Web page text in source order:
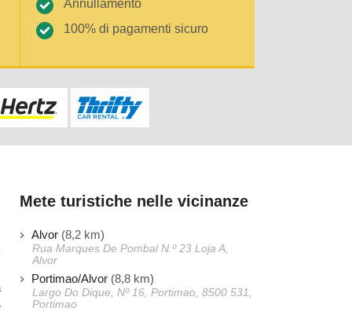
Annullamento
100% di pagamenti sicuro
Mete turistiche nelle vicinanze
Alvor (8,2 km)
Rua Marques De Pombal N.º 23 Loja A,
Alvor
Portimao/Alvor (8,8 km)
Largo Do Dique, Nº 16, Portimao, 8500 531,
Portimao